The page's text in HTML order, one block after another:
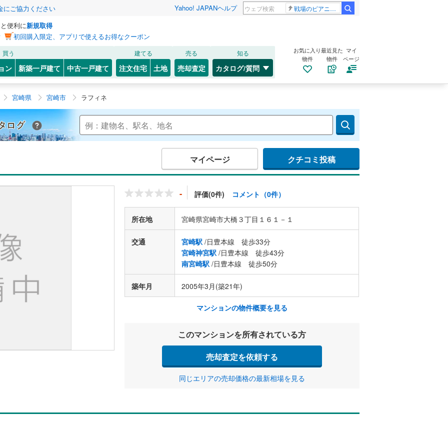
にご協力ください Yahoo! JAPANヘルプ 戦場のピアニスト
便利に新規取得
初回購入限定、アプリで使えるお得なクーポン
買う
ン 新築一戸建て 中古一戸建て
建てる
注文住宅 土地
売る
売却査定
知る
カタログ/質問
お気に入り
物件
最近見た
物件
マイ
ページ
宮崎県 宮崎市 ラフィネ
Yahoo!不動産 マンションカタログ
マイページ クチコミ投稿
- 評価(0件) コメント（0件）
所在地 宮崎県宮崎市大橋３丁目１６１－１
交通 宮崎駅 /日豊本線 徒歩33分
宮崎神宮駅 /日豊本線 徒歩43分
南宮崎駅 /日豊本線 徒歩50分
築年月 2005年3月(築21年)
マンションの物件概要を見る
このマンションを所有されている方
売却査定を依頼する
同じエリアの売却価格の最新相場を見る